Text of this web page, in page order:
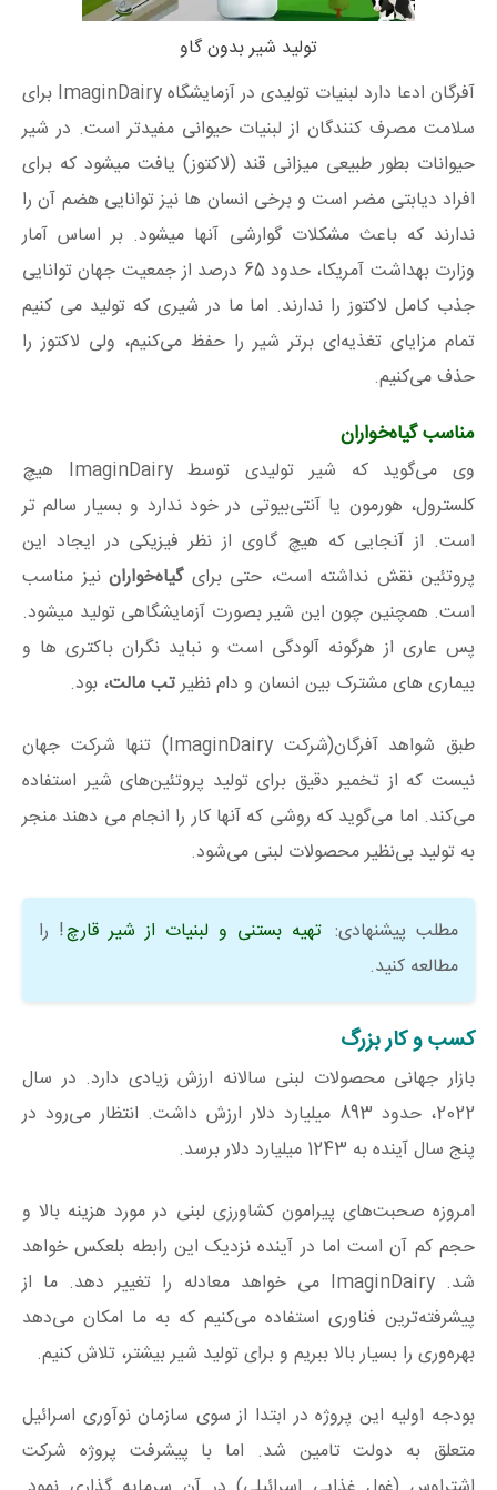
تولید شیر بدون گاو
آفرگان ادعا دارد لبنیات تولیدی در آزمایشگاه ImaginDairy برای
سلامت مصرف کنندگان از لبنیات حیوانی مفیدتر است. در شیر
حیوانات بطور طبیعی میزانی قند (لاکتوز) یافت میشود که برای
افراد دیابتی مضر است و برخی انسان ها نیز توانایی هضم آن را
ندارند که باعث مشکلات گوارشی آنها میشود. بر اساس آمار
وزارت بهداشت آمریکا، حدود 65 درصد از جمعیت جهان توانایی
جذب کامل لاکتوز را ندارند. اما ما در شیری که تولید می کنیم
تمام مزایای تغذیه‌ای برتر شیر را حفظ می‌کنیم، ولی لاکتوز را
حذف می‌کنیم.
مناسب گیاه‌خواران
وی می‌گوید که شیر تولیدی توسط ImaginDairy هیچ
کلسترول، هورمون یا آنتی‌بیوتی در خود ندارد و بسیار سالم تر
است. از آنجایی که هیچ گاوی از نظر فیزیکی در ایجاد این
پروتئین نقش نداشته است، حتی برایگیاه‌خواران نیز مناسب
است. همچنین چون این شیر بصورت آزمایشگاهی تولید میشود.
پس عاری از هرگونه آلودگی است و نباید نگران باکتری ها و
بیماری های مشترک بین انسان و دام نظیرتب مالت، بود.
طبق شواهد آفرگان(شرکت ImaginDairy) تنها شرکت جهان
نیست که از تخمیر دقیق برای تولید پروتئین‌های شیر استفاده
می‌کند. اما می‌گوید که روشی که آنها کار را انجام می دهند منجر
به تولید بی‌نظیر محصولات لبنی می‌شود.
مطلب پیشنهادی: تهیه بستنی و لبنیات از شیر قارچ! را
مطالعه کنید.
کسب و کار بزرگ
بازار جهانی محصولات لبنی سالانه ارزش زیادی دارد. در سال
2022، حدود 893 میلیارد دلار ارزش داشت. انتظار می‌رود در
پنج سال آینده به 1243 میلیارد دلار برسد.
امروزه صحبت‌های پیرامون کشاورزی لبنی در مورد هزینه بالا و
حجم کم آن است اما در آینده نزدیک این رابطه بلعکس خواهد
شد. ImaginDairy می خواهد معادله را تغییر دهد. ما از
پیشرفته‌ترین فناوری استفاده می‌کنیم که به ما امکان می‌دهد
بهره‌وری را بسیار بالا ببریم و برای تولید شیر بیشتر، تلاش کنیم.
بودجه اولیه این پروژه در ابتدا از سوی سازمان نوآوری اسرائیل
متعلق به دولت تامین شد. اما با پیشرفت پروژه شرکت